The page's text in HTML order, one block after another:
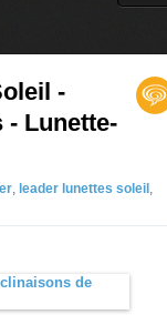
-
- Lunette-
, leader lunettes soleil ,